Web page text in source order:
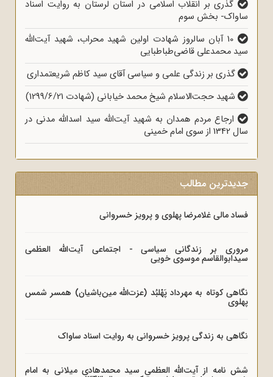
گذری بر انقلاب اسلامی در استان لرستان به روایت اسناد
ساواک- بخش سوم
10 آبان سالروز شهادت اولین شهید محراب، شهید آیت‌الله
سید محمدعلی قاضی‌طباطبایی
گذری بر زندگی علمی و سیاسی آقای سید کاظم شریعتمداری
شهید حجت‌الاسلام شیخ محمد خیابانی (شهادت 1299/6/21)
ارجاع مردم همدان به شهید آیت‌الله سید اسدالله مدنی در
سال 1342 از سوی امام خمینی
جدیدترین مطالب
فساد مالی غلامرضا پهلوی و پرویز خسروانی
مروری بر زندگانی سیاسی - اجتماعی آیت‌الله العظمی
سیدابوالقاسم موسوی خویی
نگاهی کوتاه به مهرداد پَهْلبُد (عزت‌الله مین‌باشیان) همسر شمس
پهلوی
نگاهی به زندگی پرویز خسروانی به روایت اسناد ساواک
شش نامه از آیت‌الله العظمی سید محمدهادی میلانی به امام